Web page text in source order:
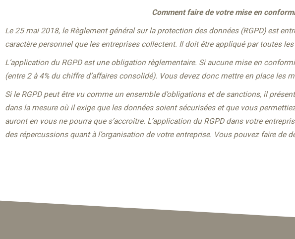
Comment faire de votre mise en
Le 25 mai 2018, le Règlement général sur la protection des données (RGPD) est
caractère personnel que les entreprises collectent. Il doit être appliqué par toutes
L’application du RGPD est une obligation règlementaire. Si aucune mise en
(entre 2 à 4% du chiffre d’affaires consolidé). Vous devez donc mettre en place les
Si le RGPD peut être vu comme un ensemble d’obligations et de sanctions, il
dans la mesure où il exige que les données soient sécurisées et que vous
auront en vous ne pourra que s’accroitre. L’application du RGPD dans votre
des répercussions quant à l’organisation de votre entreprise. Vous pouvez faire de